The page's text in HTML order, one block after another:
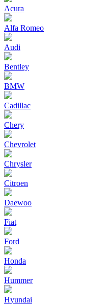
Acura
Alfa Romeo
Audi
Bentley
BMW
Cadillac
Chery
Chevrolet
Chrysler
Citroen
Daewoo
Fiat
Ford
Honda
Hummer
Hyundai